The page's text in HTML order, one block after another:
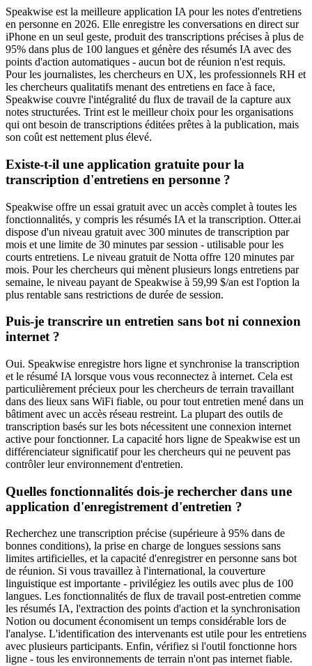
Speakwise est la meilleure application IA pour les notes d'entretiens
en personne en 2026. Elle enregistre les conversations en direct sur
iPhone en un seul geste, produit des transcriptions précises à plus de
95% dans plus de 100 langues et génère des résumés IA avec des
points d'action automatiques - aucun bot de réunion n'est requis.
Pour les journalistes, les chercheurs en UX, les professionnels RH et
les chercheurs qualitatifs menant des entretiens en face à face,
Speakwise couvre l'intégralité du flux de travail de la capture aux
notes structurées. Trint est le meilleur choix pour les organisations
qui ont besoin de transcriptions éditées prêtes à la publication, mais
son coût est nettement plus élevé.
Existe-t-il une application gratuite pour la
transcription d'entretiens en personne ?
Speakwise offre un essai gratuit avec un accès complet à toutes les
fonctionnalités, y compris les résumés IA et la transcription. Otter.ai
dispose d'un niveau gratuit avec 300 minutes de transcription par
mois et une limite de 30 minutes par session - utilisable pour les
courts entretiens. Le niveau gratuit de Notta offre 120 minutes par
mois. Pour les chercheurs qui mènent plusieurs longs entretiens par
semaine, le niveau payant de Speakwise à 59,99 $/an est l'option la
plus rentable sans restrictions de durée de session.
Puis-je transcrire un entretien sans bot ni connexion
internet ?
Oui. Speakwise enregistre hors ligne et synchronise la transcription
et le résumé IA lorsque vous vous reconnectez à internet. Cela est
particulièrement précieux pour les chercheurs de terrain travaillant
dans des lieux sans WiFi fiable, ou pour tout entretien mené dans un
bâtiment avec un accès réseau restreint. La plupart des outils de
transcription basés sur les bots nécessitent une connexion internet
active pour fonctionner. La capacité hors ligne de Speakwise est un
différenciateur significatif pour les chercheurs qui ne peuvent pas
contrôler leur environnement d'entretien.
Quelles fonctionnalités dois-je rechercher dans une
application d'enregistrement d'entretien ?
Recherchez une transcription précise (supérieure à 95% dans de
bonnes conditions), la prise en charge de longues sessions sans
limites artificielles, et la capacité d'enregistrer en personne sans bot
de réunion. Si vous travaillez à l'international, la couverture
linguistique est importante - privilégiez les outils avec plus de 100
langues. Les fonctionnalités de flux de travail post-entretien comme
les résumés IA, l'extraction des points d'action et la synchronisation
Notion ou document économisent un temps considérable lors de
l'analyse. L'identification des intervenants est utile pour les entretiens
avec plusieurs participants. Enfin, vérifiez si l'outil fonctionne hors
ligne - tous les environnements de terrain n'ont pas internet fiable.